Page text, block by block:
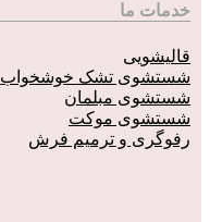
خدمات ما
قالیشویی
شستشوی تشک خوشخواب
شستشوی مبلمان
شستشوی موکت
رفوگری و ترمیم فرش